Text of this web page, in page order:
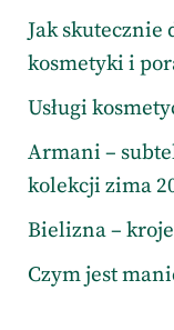
Jak skutecznie
kosmetyki i
Usługi
Armani –
kolekcji zima
Bielizna –
Czym jest